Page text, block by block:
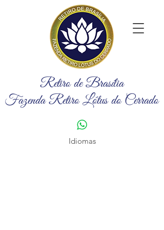
Retiro de Brasília
Fazenda Retiro Lótus do Cerrado
Idiomas